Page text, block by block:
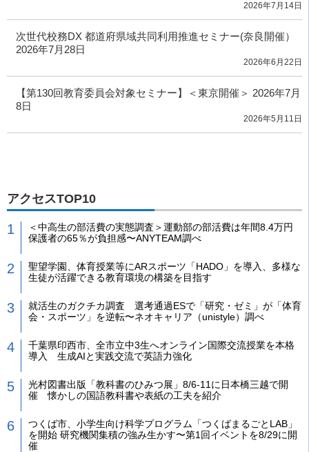
2026年7月14日
次世代校務DX 都道府県域共同利用推進セミナー(奈良開催）
2026年7月28日
2026年6月22日
【第130回教育委員会対象セミナー】＜東京開催＞ 2026年7月
8日
2026年5月11日
アクセスTOP10
＜中高生の部活費の実態調査＞運動部の部活費は年間8.4万円
保護者の65％が負担感〜ANYTEAM調べ
聖望学園、体育授業等にARスポーツ「HADO」を導入、多様な
生徒が活躍できる教育環境の構築を目指す
就活生のガクチカ調査 選考通過ESで「研究・ゼミ」が「体育
会・スポーツ」を逆転〜ネオキャリア（unistyle）調べ
千葉県印西市、全市立中3生へオンライン国際交流授業を本格
導入 生成AIと実践交流で英語力強化
光村図書出版「教科書のひみつ展」8/6-11に日本橋三越で開
催 懐かしの国語教科書や表紙の工夫を紹介
つくば市、小学生向け科学プログラム「つくばまるごとLAB」
を開始 研究機関集積の強み生かす〜第1回イベントを8/29に開
催